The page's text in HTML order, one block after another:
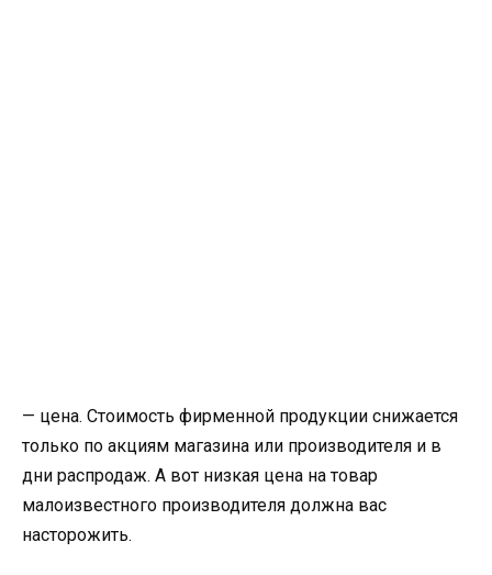
— цена. Стоимость фирменной продукции снижается
только по акциям магазина или производителя и в
дни распродаж. А вот низкая цена на товар
малоизвестного производителя должна вас
насторожить.